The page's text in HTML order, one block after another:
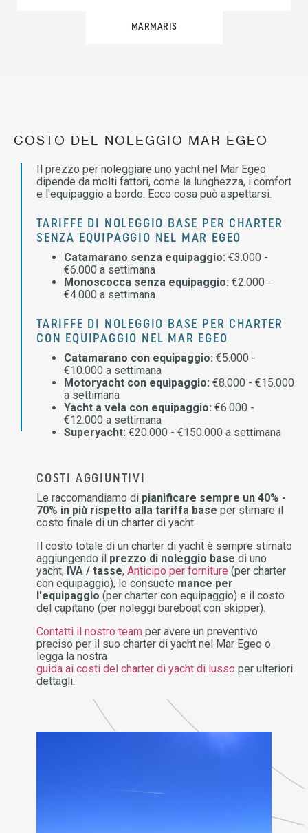
MARMARIS
COSTO DEL NOLEGGIO MAR EGEO
Il prezzo per noleggiare uno yacht nel Mar Egeo
dipende da molti fattori, come la lunghezza, i comfort
e l'equipaggio a bordo. Ecco cosa può aspettarsi.
TARIFFE DI NOLEGGIO BASE PER CHARTER
SENZA EQUIPAGGIO NEL MAR EGEO
Catamarano senza equipaggio: €3.000 -
€6.000 a settimana
Monoscocca senza equipaggio: €2.000 -
€4.000 a settimana
TARIFFE DI NOLEGGIO BASE PER CHARTER
CON EQUIPAGGIO NEL MAR EGEO
Catamarano con equipaggio: €5.000 -
€10.000 a settimana
Motoryacht con equipaggio: €8.000 - €15.000
a settimana
Yacht a vela con equipaggio: €6.000 -
€12.000 a settimana
Superyacht: €20.000 - €150.000 a settimana
COSTI AGGIUNTIVI
Le raccomandiamo di pianificare sempre un 40% -
70% in più rispetto alla tariffa base per stimare il
costo finale di un charter di yacht.
Il costo totale di un charter di yacht è sempre stimato
aggiungendo il prezzo di noleggio base di uno
yacht, IVA / tasse, Anticipo per forniture (per charter
con equipaggio), le consuete mance per
l'equipaggio (per charter con equipaggio) e il costo
del capitano (per noleggi bareboat con skipper).
Contatti il nostro team per avere un preventivo
preciso per il suo charter di yacht nel Mar Egeo o
legga la nostra
guida ai costi del charter di yacht di lusso per ulteriori
dettagli.